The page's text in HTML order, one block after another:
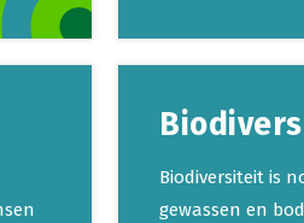
Biodiversiteit is
gewassen en